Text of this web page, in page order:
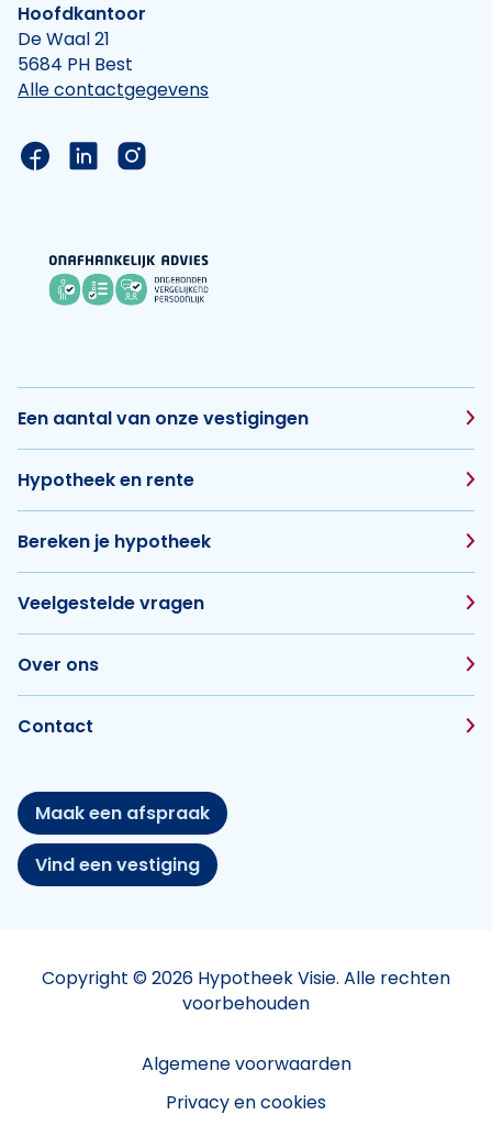
Hoofdkantoor
De Waal 21
5684 PH Best
Alle contactgegevens
Link naar de Facebook pagina van Hypotheek
Link naar de LinkedIn pagina van
Link naar de Instagram pagina van
Een aantal van onze vestigingen
Hypotheek en rente
Bereken je hypotheek
Veelgestelde vragen
Over ons
Contact
Maak een afspraak
Vind een vestiging
Copyright © 2026 Hypotheek Visie. Alle rechten
voorbehouden
Algemene voorwaarden
Privacy en cookies